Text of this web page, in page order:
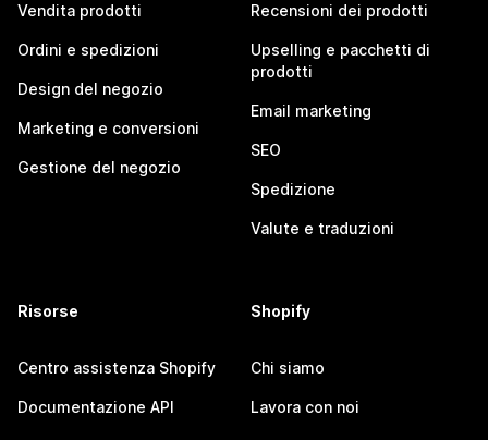
Vendita prodotti
Ordini e spedizioni
Design del negozio
Marketing e conversioni
Gestione del negozio
Recensioni dei prodotti
Upselling e pacchetti di
prodotti
Email marketing
SEO
Spedizione
Valute e traduzioni
Risorse
Centro assistenza Shopify
Documentazione API
Shopify
Chi siamo
Lavora con noi